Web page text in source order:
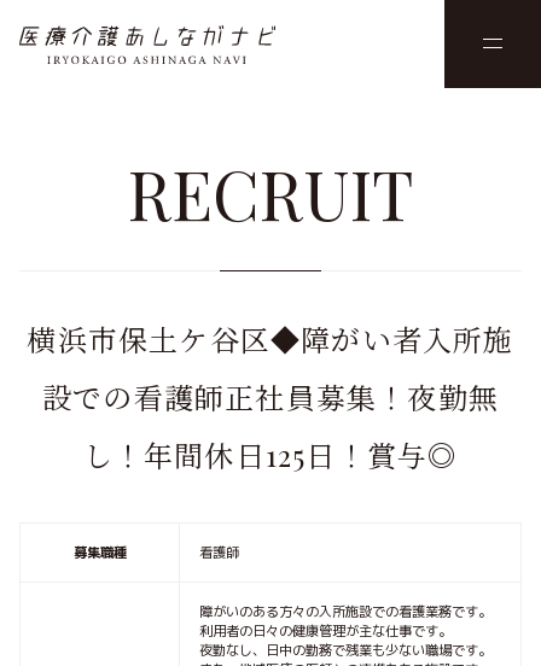
RECRUIT
横浜市保土ケ谷区◆障がい者入所施
設での看護師正社員募集！夜勤無
し！年間休日125日！賞与◎
募集職種 看護師
障がいのある方々の入所施設での看護業務です。
利用者の日々の健康管理が主な仕事です。
夜勤なし、日中の勤務で残業も少ない職場です。